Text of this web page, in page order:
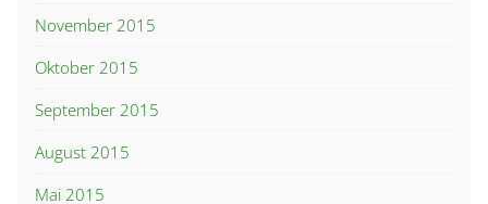
November 2015
Oktober 2015
September 2015
August 2015
Mai 2015